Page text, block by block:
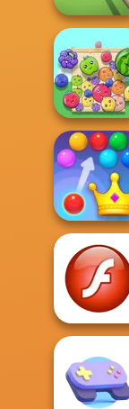
Pool Master
Fruit Party
Royal Bubble
Blast